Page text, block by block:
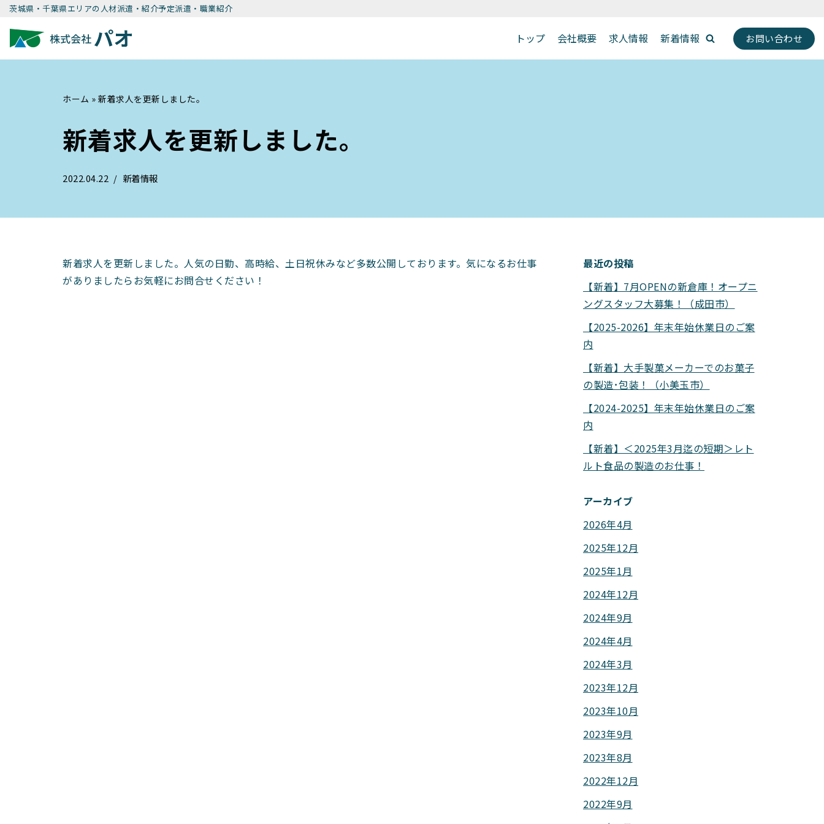
コ
ン
茨城県・千葉県エリアの人材派遣・紹介予定派遣・職業紹介
トップ 会社概要 求人情報 新着情報 お問い合わせ
ホーム » 新着求人を更新しました。
新着求人を更新しました。
2022.04.22 新着情報
新着求人を更新しました。人気の日勤、高時給、土日祝休みなど多数公開しております。気になるお仕事
がありましたらお気軽にお問合せください！
最近の投稿
【新着】7月OPENの新倉庫！オープニ
ングスタッフ大募集！（成田市）
【2025-2026】年末年始休業日のご案
内
【新着】大手製菓メーカーでのお菓子
の製造･包装！（小美玉市）
【2024-2025】年末年始休業日のご案
内
【新着】＜2025年3月迄の短期＞レト
ルト食品の製造のお仕事！
アーカイブ
2026年4月
2025年12月
2025年1月
2024年12月
2024年9月
2024年4月
2024年3月
2023年12月
2023年10月
2023年9月
2023年8月
2022年12月
2022年9月